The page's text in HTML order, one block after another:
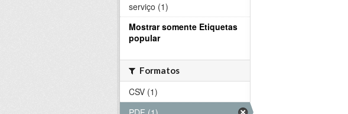
serviço (1)
Mostrar somente Etiquetas
popular
Formatos
CSV (1)